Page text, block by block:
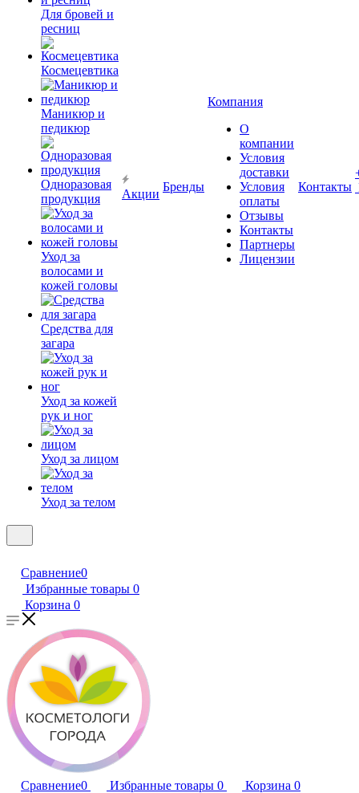
Для бровей и
ресниц
Космецевтика
Маникюр и
педикюр
Одноразовая
продукция
Уход за
волосами и
кожей головы
Средства для
загара
Уход за кожей
рук и ног
Уход за лицом
Уход за телом
Акции
Бренды
Компания
О
компании
Условия
доставки
Условия
оплаты
Отзывы
Контакты
Партнеры
Лицензии
Контакты
Сравнение0
Избранные товары 0
Корзина 0
Сравнение0 Избранные товары 0 Корзина 0